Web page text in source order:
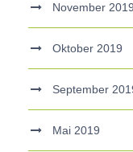
November 2019
Oktober 2019
September
Mai 2019